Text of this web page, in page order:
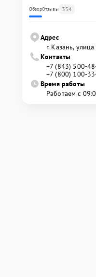
ОбзорОтзывы 354
Адрес
г. Казань,
Контакты
+7 (843) 500-
+7 (800) 100-
Время работы
Работаем с